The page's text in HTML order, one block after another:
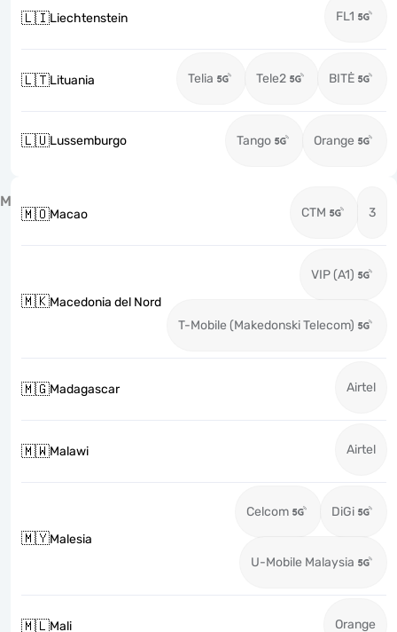
🇱🇮Liechtenstein FL1
🇱🇹Lituania Telia Tele2 BITĖ
🇱🇺Lussemburgo Tango Orange
M
🇲🇴Macao CTM 3
🇲🇰Macedonia del Nord
VIP (A1)
T-Mobile (Makedonski Telecom)
🇲🇬Madagascar Airtel
🇲🇼Malawi Airtel
🇲🇾Malesia
Celcom DiGi
U-Mobile Malaysia
🇲🇱Mali Orange